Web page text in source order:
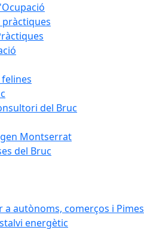
pràctiques
del Bruc
Montserrat
del Bruc
a autònoms, comerços i Pimes
energètic